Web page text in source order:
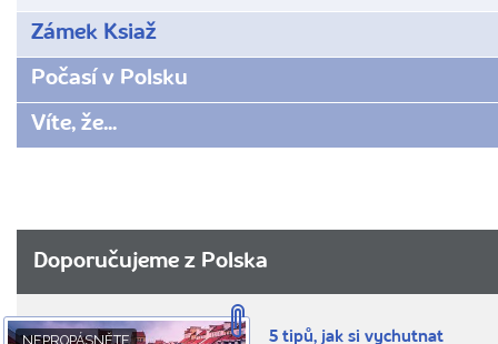
Zámek Ksiaž
Počasí v Polsku
Víte, že...
Doporučujeme z Polska
NEPROPÁSNĚTE
5 tipů, jak si vychutnat